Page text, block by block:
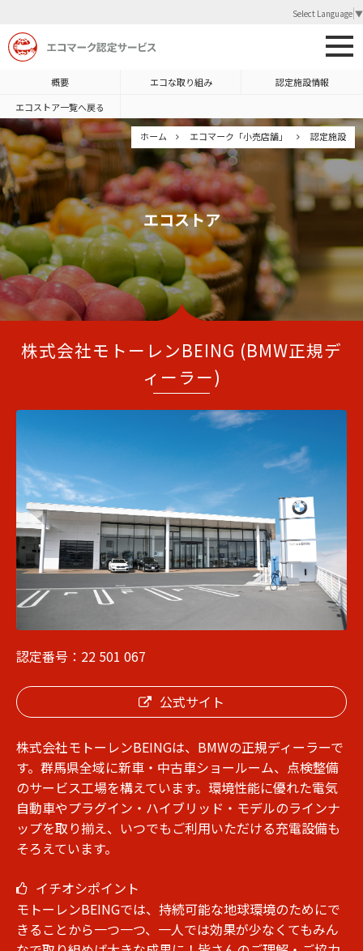
Select Language ▼
概要 エコな取り組み
認定施設情報
エコストア一覧へ戻る
エコストア
ホーム エコマーク「小売店舗」 認定施設
株式会社モトーレンBEING (BMW正規デ
ィーラー)
認定番号：22 501 067
公式サイト
株式会社モトーレンBEINGは、BMWの正規ディーラーで
す。群馬県全域に新車・中古車ショールーム、点検整備
のサービス工場を構えています。環境性能に優れた電気
自動車やプラグイン・ハイブリッド・モデルのラインナ
ップを取り揃え、いつでもご利用いただける充電設備も
そろえています。
イチオシポイント
モトーレンBEINGでは、持続可能な地球環境のためにで
きることから一つ一つ、一人では効果が少なくてもみん